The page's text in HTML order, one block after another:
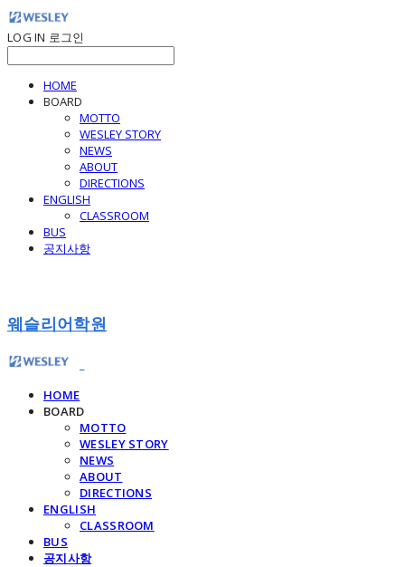
LOG IN 로그인
HOME
BOARD
MOTTO
WESLEY STORY
NEWS
ABOUT
DIRECTIONS
ENGLISH
CLASSROOM
BUS
공지사항
웨슬리어학원
HOME
BOARD
MOTTO
WESLEY STORY
NEWS
ABOUT
DIRECTIONS
ENGLISH
CLASSROOM
BUS
공지사항